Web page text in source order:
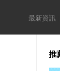
最新資訊
推